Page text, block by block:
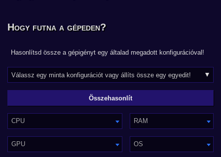
Hogy futna a gépeden?
Hasonlítsd össze a gépigényt egy általad megadott konfigurációval!
CPU RAM
GPU OS